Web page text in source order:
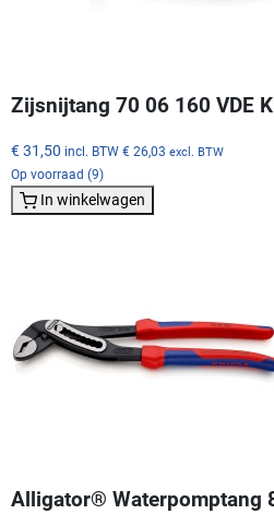
Zijsnijtang 70 06 160 VDE
€ 31,50 incl. BTW € 26,03 excl. BTW
Op voorraad (9)
In winkelwagen
Alligator® Waterpomptang